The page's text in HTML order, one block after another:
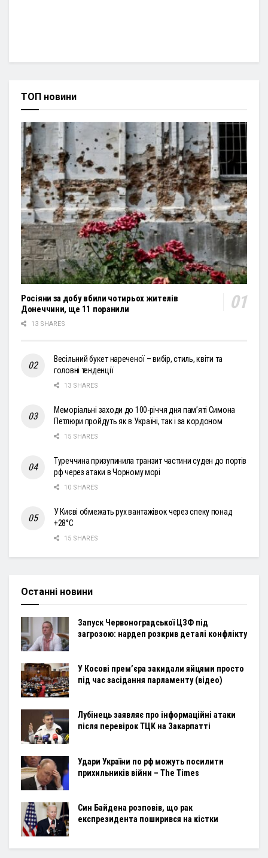
ТОП новини
Росіяни за добу вбили чотирьох жителів
Донеччини, ще 11 поранили
13 SHARES
Весільний букет нареченої – вибір, стиль, квіти та
головні тенденції
13 SHARES
Меморіальні заходи до 100-річчя дня пам’яті Симона
Петлюри пройдуть як в Україні, так і за кордоном
15 SHARES
Туреччина призупинила транзит частини суден до портів
рф через атаки в Чорному морі
10 SHARES
У Києві обмежать рух вантажівок через спеку понад
+28°С
15 SHARES
Останні новини
Запуск Червоноградської ЦЗФ під
загрозою: нардеп розкрив деталі конфлікту
У Косові прем’єра закидали яйцями просто
під час засідання парламенту (відео)
Лубінець заявляє про інформаційні атаки
після перевірок ТЦК на Закарпатті
Удари України по рф можуть посилити
прихильників війни – The Times
Син Байдена розповів, що рак
експрезидента поширився на кістки